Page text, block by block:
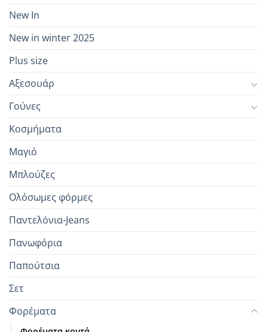
New In
New in winter 2025
Plus size
Αξεσουάρ
Γούνες
Κοσμήματα
Μαγιό
Μπλούζες
Ολόσωμες φόρμες
Παντελόνια-Jeans
Πανωφόρια
Παπούτσια
Σετ
Φορέματα